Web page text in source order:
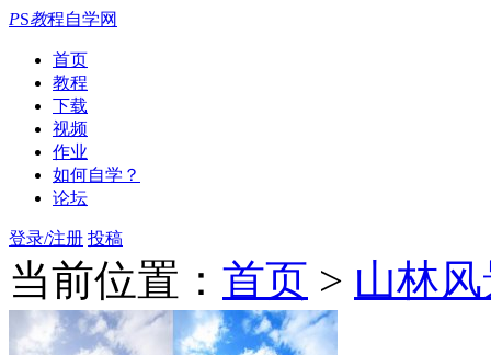
PS教程自学网
首页
教程
下载
视频
作业
如何自学？
论坛
登录/注册 投稿
当前位置： 首页 > 山林